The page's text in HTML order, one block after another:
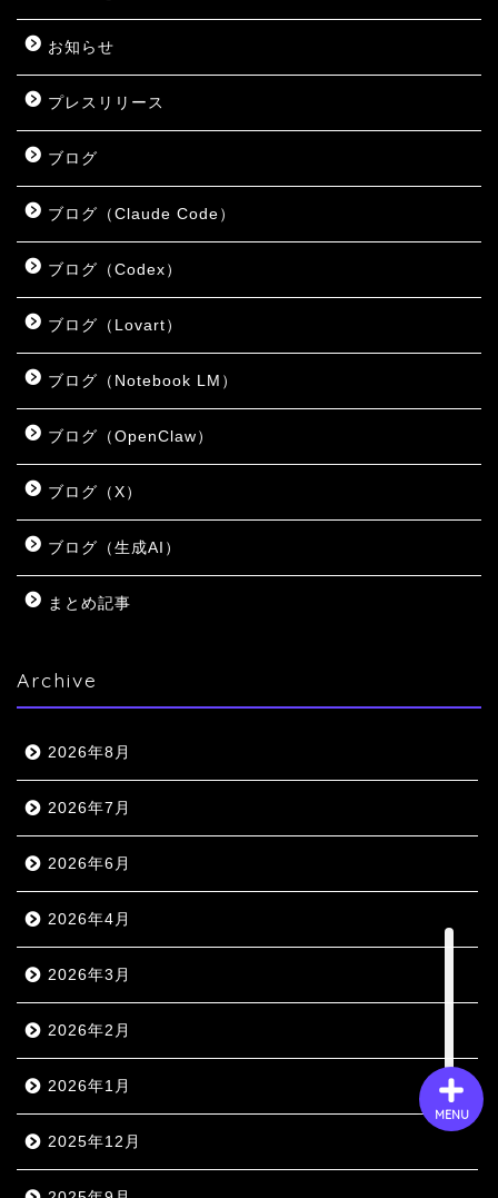
お知らせ
プレスリリース
ブログ
ブログ（Claude Code）
ブログ（Codex）
ブログ（Lovart）
ブログ（Notebook LM）
ブログ（OpenClaw）
ブログ（X）
ブログ（生成AI）
まとめ記事
Archive
2026年8月
2026年7月
2026年6月
2026年4月
2026年3月
2026年2月
2026年1月
2025年12月
MENU
会社概要
サービス